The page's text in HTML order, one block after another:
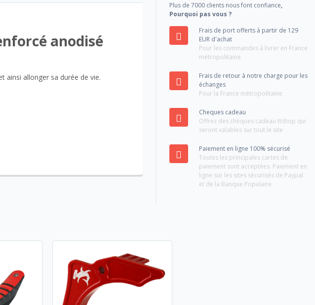
anodisé
ainsi allonger sa durée de vie.
Plus de 7000 clients nous font confiance,
Pourquoi pas vous ?
Frais de port offerts à partir de 129
EUR d'achat
Pour les commandes à livrer en France
métropolitaine
Frais de retour à notre charge pour les
échanges
Pour la France métropolitaine
Cheques cadeau
Offrez des chèques cadeau ttshop qui
seront valables sur tout le site
Paiement en ligne 100% sécurisé
Toutes les principales cartes de
paiement sont acceptées. Paiement en
ligne sur les sites sécurisés de Paypal
et de la Banque Populaire